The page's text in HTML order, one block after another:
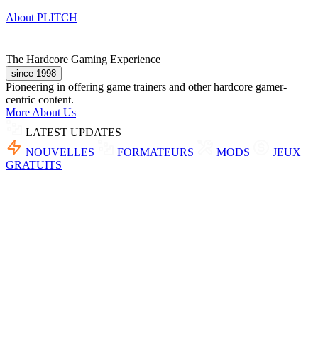
About PLITCH
The Hardcore Gaming Experience
since 1998
Pioneering in offering game trainers and other hardcore gamer-
centric content.
More About Us
LATEST UPDATES
NOUVELLES
FORMATEURS MODS
JEUX
GRATUITS